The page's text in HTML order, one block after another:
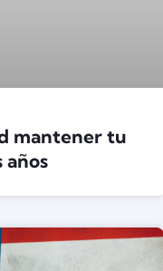
mantener tu
años